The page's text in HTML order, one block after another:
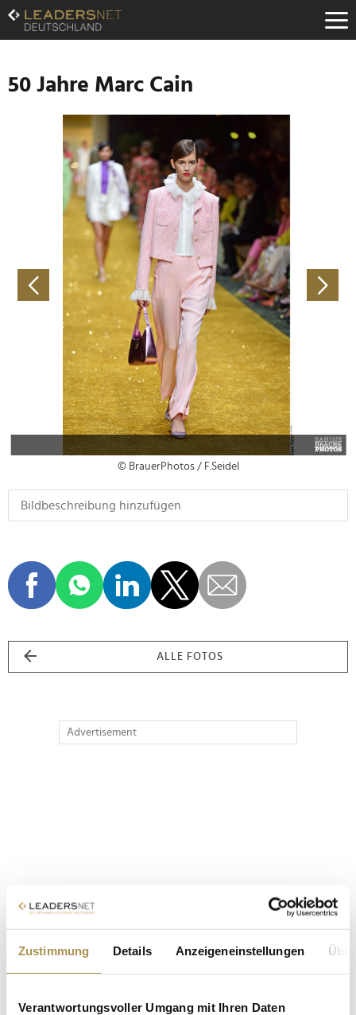
Zustimmung Details Anzeigeneinstellungen
Verantwortungsvoller Umgang mit Ihren Daten
Zum
Inhalt
Zur
Navigation
Zur
Hauptnavigation
50 Jahre Marc Cain
© BrauerPhotos / F.Seidel
ALLE FOTOS
Advertisement